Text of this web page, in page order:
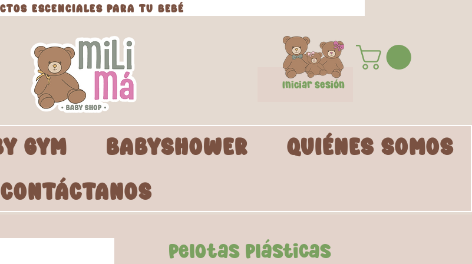
ESCENCIALES PARA TU BEBÉ
Iniciar Sesión
GYM BABYSHOWER
QUIÉNES SOMOS
CONTÁCTANOS
Pelotas Plásticas